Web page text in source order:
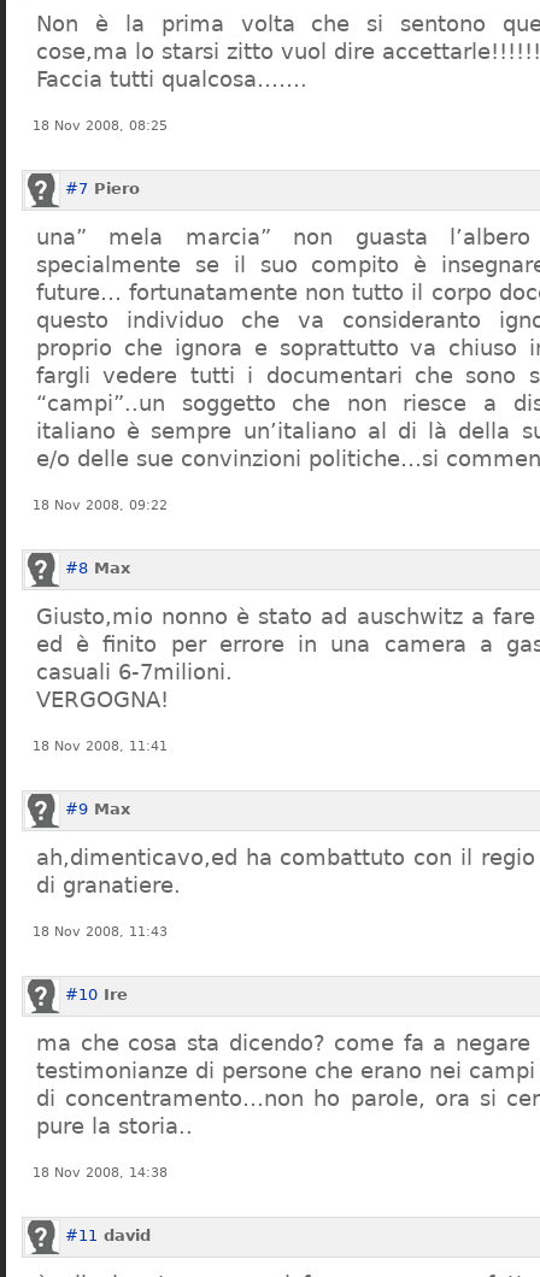
Non è la prima volta che si sentono
cose,ma lo starsi zitto vuol dire accettarle!!!!!!
Faccia tutti qualcosa…….
18 Nov 2008, 08:25
#7 Piero
una” mela marcia” non guasta
specialmente se il suo compito è
future… fortunatamente non tutto il corpo
questo individuo che va consideranto
proprio che ignora e soprattutto va chiuso
fargli vedere tutti i documentari che sono
“campi”..un soggetto che non riesce a
italiano è sempre un’italiano al di là della
e/o delle sue convinzioni politiche…si
18 Nov 2008, 09:22
#8 Max
Giusto,mio nonno è stato ad auschwitz a
ed è finito per errore in una camera a
casuali 6-7milioni.
VERGOGNA!
18 Nov 2008, 11:41
#9 Max
ah,dimenticavo,ed ha combattuto con il
di granatiere.
18 Nov 2008, 11:43
#10 Ire
ma che cosa sta dicendo? come fa a
testimonianze di persone che erano nei campi
di concentramento…non ho parole, ora si
pure la storia..
18 Nov 2008, 14:38
#11 david